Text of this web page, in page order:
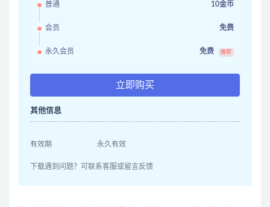
普通 10金币
会员 免费
永久会员 免费 推荐
立即购买
其他信息
有效期 永久有效
下载遇到问题？可联系客服或留言反馈